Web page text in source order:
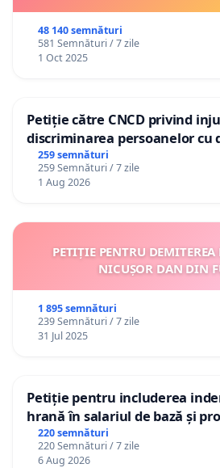
48 140 semnături
581 Semnături / 7 zile
1 Oct 2025
Petiție către CNCD privind
discriminarea persoanelor cu
către utilizatorul TikTok „Gorici”
259 semnături
259 Semnături / 7 zile
1 Aug 2026
PETIȚIE PENTRU
NICUȘOR DAN DIN
1 895 semnături
239 Semnături / 7 zile
31 Jul 2025
Petiție pentru includerea
hrană în salariul de bază și
gradațiilor de vechime pentru
personali
220 semnături
220 Semnături / 7 zile
6 Aug 2026